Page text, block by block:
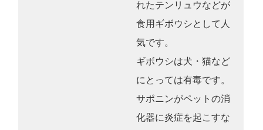
れたテンリュウなどが
食用ギボウシとして人
気です。
ギボウシは犬・猫など
にとっては有毒です。
サポニンがペットの消
化器に炎症を起こすな